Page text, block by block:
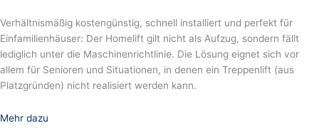
Verhältnismäßig kostengünstig, schnell installiert und perfekt für
Einfamilienhäuser: Der Homelift gilt nicht als Aufzug, sondern fällt
lediglich unter die Maschinenrichtlinie. Die Lösung eignet sich vor
allem für Senioren und Situationen, in denen ein Treppenlift (aus
Platzgründen) nicht realisiert werden kann.
Mehr dazu